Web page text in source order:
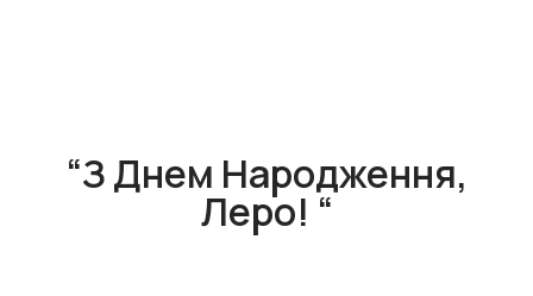
“З Днем Народження,
Леро! “